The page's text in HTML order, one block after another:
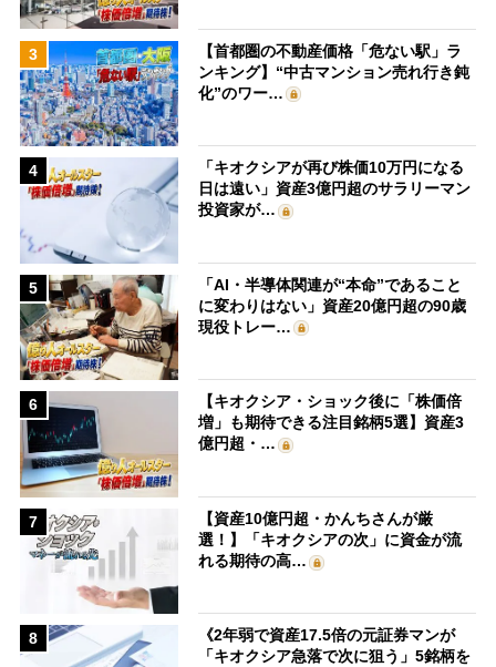
3
【首都圏の不動産価格「危ない駅」ラ
ンキング】“中古マンション売れ行き鈍
化”のワー…
4
「キオクシアが再び株価10万円になる
日は遠い」資産3億円超のサラリーマン
投資家が…
5
「AI・半導体関連が“本命”であること
に変わりはない」資産20億円超の90歳
現役トレー…
6
【キオクシア・ショック後に「株価倍
増」も期待できる注目銘柄5選】資産3
億円超・…
7
【資産10億円超・かんちさんが厳
選！】「キオクシアの次」に資金が流
れる期待の高…
8
《2年弱で資産17.5倍の元証券マンが
「キオクシア急落で次に狙う」5銘柄を